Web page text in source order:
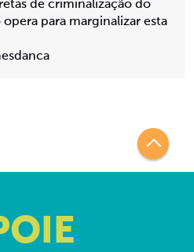
de criminalização do
para marginalizar esta